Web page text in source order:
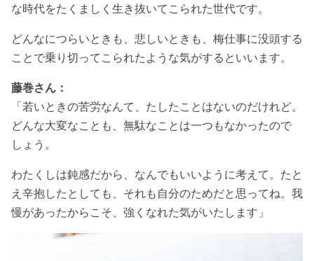
な時代をたくましく生き抜いてこられた世代です。
どんなにつらいときも、悲しいときも、梅仕事に没頭する
ことで乗り切ってこられたような気がするといいます。
藤巻さん：
「若いときの苦労なんて、たしたことはないのだけれど。
どんな大変なことも、無駄なことは一つもなかったので
しょう。
わたくしは鈍感だから、なんでもいいように考えて。たと
え辛抱したとしても、それも自分のためだと思ってね。我
慢があったからこそ、強くなれた気がいたします」